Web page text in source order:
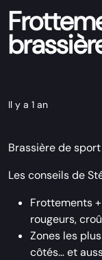
Il y a 1 an
Brassière de
Les conseils de
Frottements
rougeurs,
Zones les
côtés… et